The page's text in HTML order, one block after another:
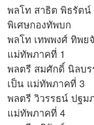
พลโท สาธิต พิธรัต
พิเศษกองทัพบก
พลโท เทพพงศ์ ทิพ
แม่ทัพภาคที่ 1
พลตรี สมศักดิ์ นิลบร
เป็น แม่ทัพภาคที่ 3
พลตรี วิวรรธน์ ปฐม
แม่ทัพภาคที่ 4